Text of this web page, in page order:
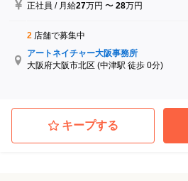
正社員 / 月給27万円 〜28万円
2 店舗で募集中
アートネイチャー大阪事務所
大阪府大阪市北区 (中津駅 徒歩 0分)
キープする